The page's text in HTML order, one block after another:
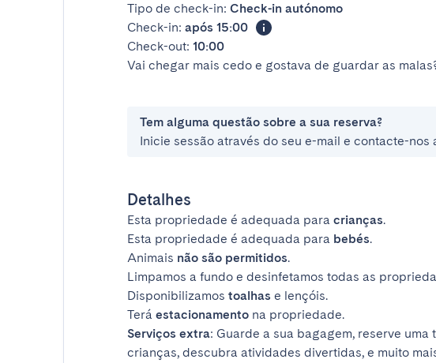
Tipo de check-in: Check-in autónomo
Check-in: após 15:00
Check-out: 10:00
Vai chegar mais cedo e gostava de guardar as
Tem alguma questão sobre a sua reserva?
Inicie sessão através do seu e-mail e contacte-nos
Detalhes
Esta propriedade é adequada para crianças.
Esta propriedade é adequada para bebés.
Animais não são permitidos.
Limpamos a fundo e desinfetamos todas as
Disponibilizamos toalhas e lençóis.
Terá estacionamento na propriedade.
Serviços extra: Guarde a sua bagagem, reserve
crianças, descubra atividades divertidas, e muito